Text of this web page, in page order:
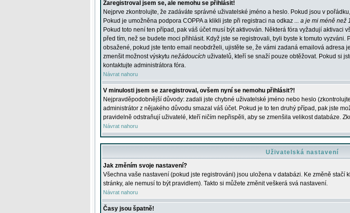
Zaregistroval jsem se, ale nemohu se přihlásit!
Nejprve zkontrolujte, že zadáváte správné uživatelské jméno a heslo. Pokud jsou v
Pokud je umožněna podpora COPPA a klikli jste při registraci na odkaz ... a je mi méně než
Pokud toto není ten případ, pak váš účet musí být aktivován. Některá fóra vyžadují aktivaci
před tím, než se budete moci přihlásit. Když jste se registrovali, byli byste k tomuto
obsažené, pokud jste tento email neobdrželi, ujistěte se, že vámi zadaná emailová adresa
zmenšit možnost výskytu nežádoucích uživatelů, kteří se snaží pouze obtěžovat. Pokud si
kontaktujte administrátora fóra.
Návrat nahoru
V minulosti jsem se zaregistroval, ovšem nyní se nemohu přihlásit?!
Nejpravděpodobnější důvody: zadali jste chybné uživatelské jméno nebo heslo
administrátor z nějakého důvodu smazal váš účet. Pokud je to ten druhý případ, pak jste
pravidelně odstraňují uživatelé, kteří ničím nepřispěli, aby se zmenšila velikost databáze.
Návrat nahoru
Uživatelská nastavení
Jak změním svoje nastavení?
Všechna vaše nastavení (pokud jste registrováni) jsou uložena v databázi. Ke změně stačí
stránky, ale nemusí to být pravidlem). Takto si můžete změnit veškerá svá nastavení.
Návrat nahoru
Časy jsou špatně!